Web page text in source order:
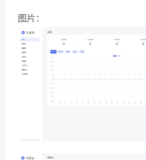
图片：